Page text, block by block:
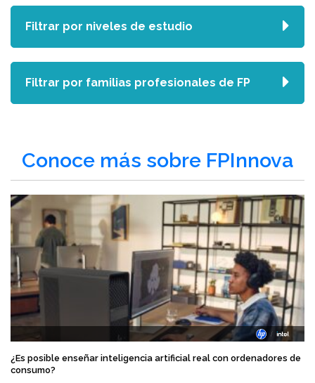
Conoce más sobre FPInnova
¿Es posible enseñar inteligencia artificial real con ordenadores de
consumo?
Filtrar por niveles de estudio
Filtrar por familias profesionales de FP